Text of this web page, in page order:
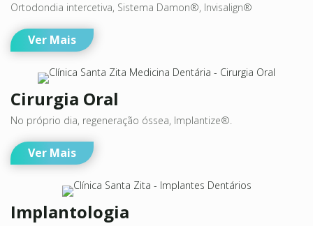
Ortodondia intercetiva, Sistema Damon®, Invisalign®
Ver Mais
Cirurgia Oral
No próprio dia, regeneração óssea, Implantize®.
Ver Mais
Implantologia